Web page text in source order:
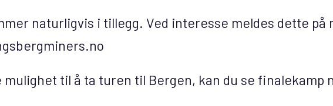
naturligvis i tillegg. Ved interesse meldes dette på
mulighet til å ta turen til Bergen, kan du se finalekamp